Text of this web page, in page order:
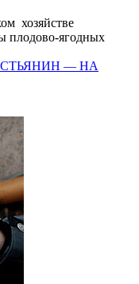
хозяйстве
плодово-ягодных
— НА